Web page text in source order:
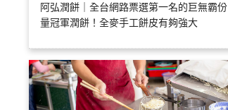
阿弘潤餅｜全台網路票選第一名的巨無霸份
量冠軍潤餅！全麥手工餅皮有夠強大